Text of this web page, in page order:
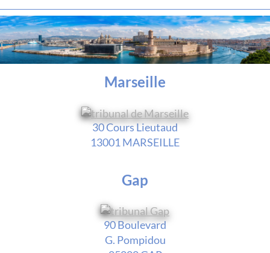
Marseille
30 Cours Lieutaud
13001 MARSEILLE
Gap
90 Boulevard
G. Pompidou